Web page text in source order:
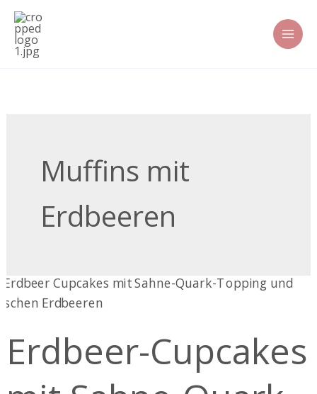
Zum
Inhalt
springen
Muffins mit
Erdbeeren
Erdbeer-Cupcakes
Erdbeer-
Cupcakes
Sahne-
Quark-